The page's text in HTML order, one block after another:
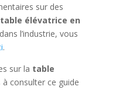
sur des
table élévatrice en
l’industrie, vous
.
sur la table
à consulter ce guide